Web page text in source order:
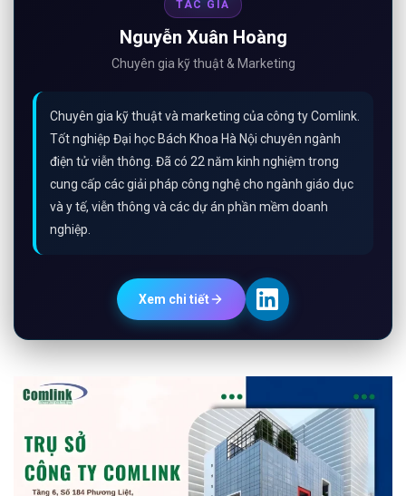
TÁC GIẢ
Nguyễn Xuân Hoàng
Chuyên gia kỹ thuật & Marketing
Chuyên gia kỹ thuật và marketing của công ty Comlink.
Tốt nghiệp Đại học Bách Khoa Hà Nội chuyên ngành
điện tử viễn thông. Đã có 22 năm kinh nghiệm trong
cung cấp các giải pháp công nghệ cho ngành giáo dục
và y tế, viễn thông và các dự án phần mềm doanh
nghiệp.
Xem chi tiết